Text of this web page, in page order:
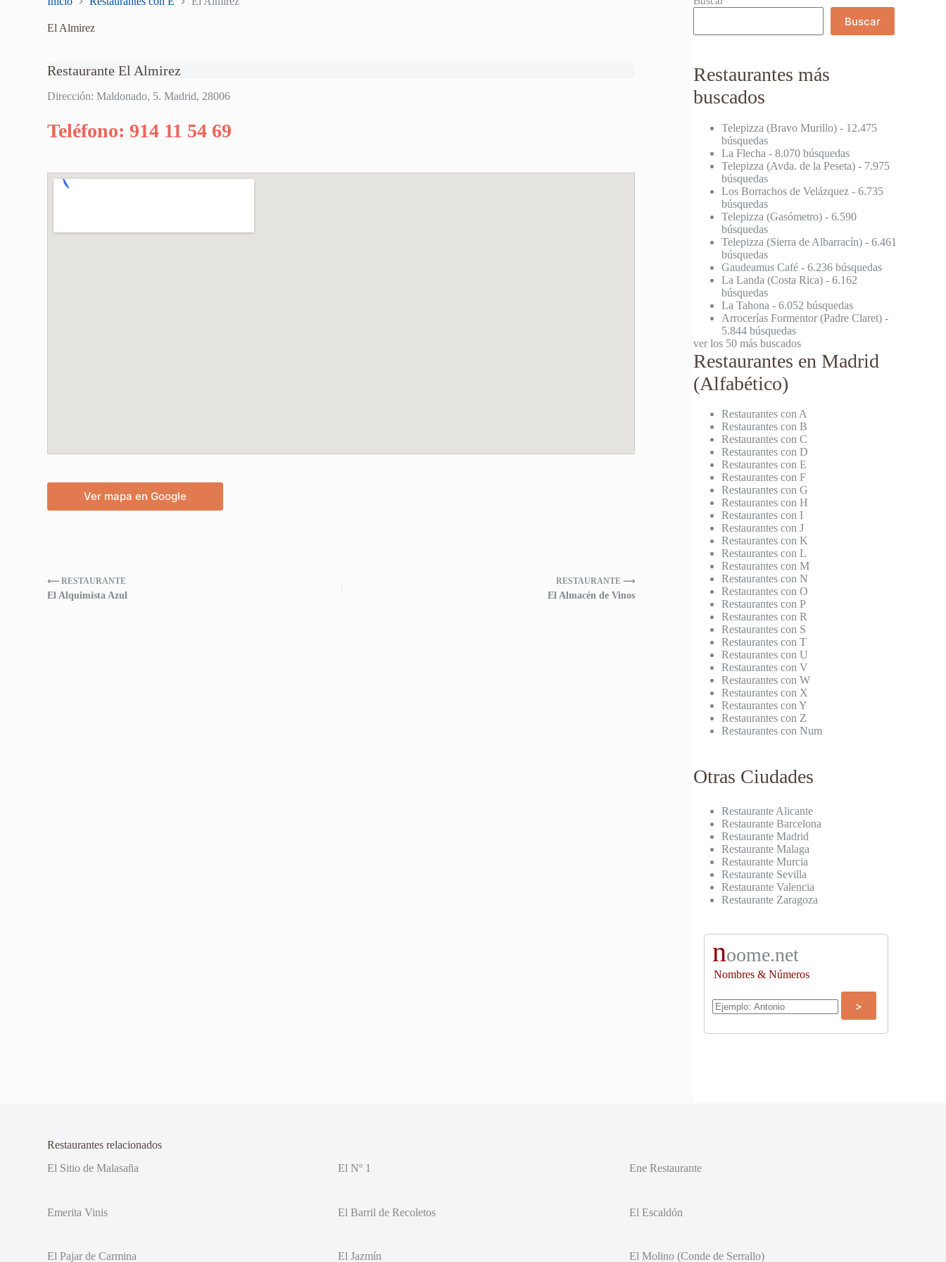
El Almirez
Restaurante El Almirez
Dirección: Maldonado, 5. Madrid, 28006
Teléfono: 914 11 54 69
Ver mapa en Google
⟵ RESTAURANTE
El Alquimista Azul
RESTAURANTE ⟶
El Almacén de Vinos
Buscar
Restaurantes más
buscados
Telepizza (Bravo Murillo) - 12.475
búsquedas
La Flecha - 8.070 búsquedas
Telepizza (Avda. de la Peseta) - 7.975
búsquedas
Los Borrachos de Velázquez - 6.735
búsquedas
Telepizza (Gasómetro) - 6.590
búsquedas
Telepizza (Sierra de Albarracín) - 6.461
búsquedas
Gaudeamus Café - 6.236 búsquedas
La Landa (Costa Rica) - 6.162
búsquedas
La Tahona - 6.052 búsquedas
Arrocerías Formentor (Padre Claret) -
5.844 búsquedas
ver los 50 más buscados
Restaurantes en Madrid
(Alfabético)
Restaurantes con A
Restaurantes con B
Restaurantes con C
Restaurantes con D
Restaurantes con E
Restaurantes con F
Restaurantes con G
Restaurantes con H
Restaurantes con I
Restaurantes con J
Restaurantes con K
Restaurantes con L
Restaurantes con M
Restaurantes con N
Restaurantes con O
Restaurantes con P
Restaurantes con R
Restaurantes con S
Restaurantes con T
Restaurantes con U
Restaurantes con V
Restaurantes con W
Restaurantes con X
Restaurantes con Y
Restaurantes con Z
Restaurantes con Num
Otras Ciudades
Restaurante Alicante
Restaurante Barcelona
Restaurante Madrid
Restaurante Malaga
Restaurante Murcia
Restaurante Sevilla
Restaurante Valencia
Restaurante Zaragoza
noome.net
Nombres & Números
Restaurantes relacionados
El Sitio de Malasaña
El Nº 1 Ene Restaurante
Emerita Vinis El Barril de Recoletos El Escaldón
El Pajar de Carmina El Jazmín El Molino (Conde de Serrallo)